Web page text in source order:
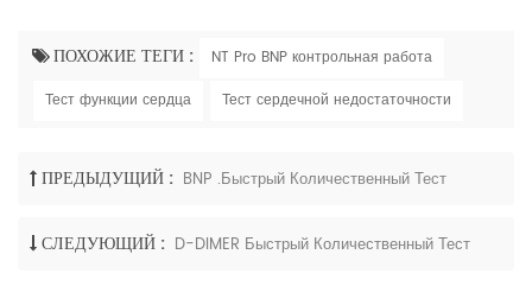
ПОХОЖИЕ ТЕГИ :
NT Pro BNP контрольная работа
Тест функции сердца
Тест сердечной недостаточности
ПРЕДЫДУЩИЙ : BNP .быстрый Количественный Тест
СЛЕДУЮЩИЙ : D-DIMER Быстрый Количественный Тест